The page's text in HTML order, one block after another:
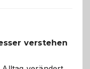
verstehen